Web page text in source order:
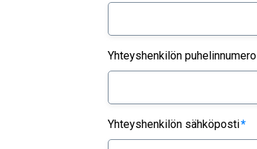
Yhteyshenkilön puhelinnumero
Yhteyshenkilön sähköposti*